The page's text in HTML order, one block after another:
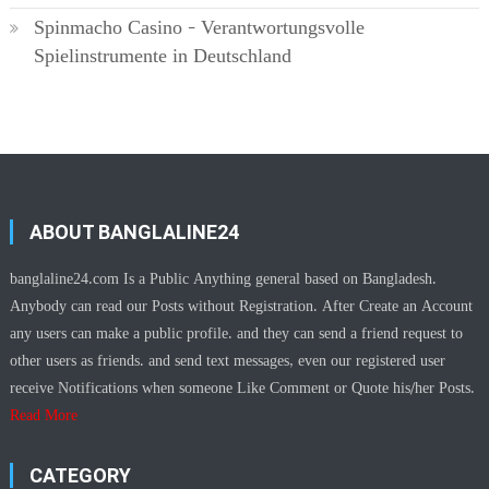
Spinmacho Casino – Verantwortungsvolle
Spielinstrumente in Deutschland
ABOUT BANGLALINE24
banglaline24.com Is a Public Anything general based on Bangladesh.
Anybody can read our Posts without Registration. After Create an Account
any users can make a public profile. and they can send a friend request to
other users as friends. and send text messages, even our registered user
receive Notifications when someone Like Comment or Quote his/her Posts.
Read More
CATEGORY